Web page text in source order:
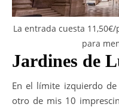
La entrada cuesta
para
Jardines de
En el límite izquierdo
otro de mis 10